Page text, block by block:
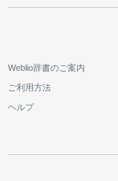
Weblio辞書のご案内
ご利用方法
ヘルプ